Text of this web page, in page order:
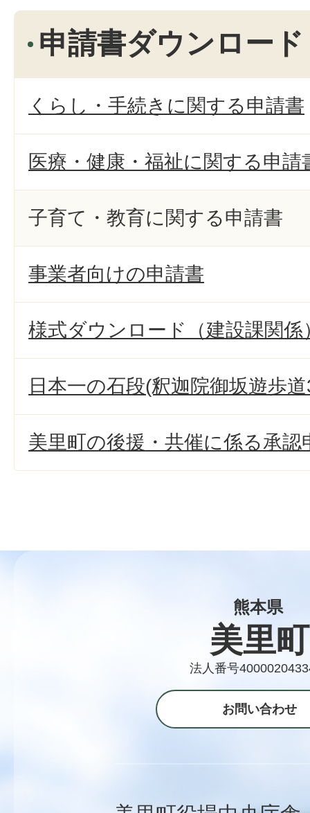
申請書ダウンロード
くらし・手続きに関する申請書
医療・健康・福祉に関する申請
子育て・教育に関する申請書
事業者向けの申請書
様式ダウンロード（建設課関係
日本一の石段(釈迦院御坂遊歩
美里町の後援・共催に係る承認
熊本県
美里町
法人番号
お問い合わせ